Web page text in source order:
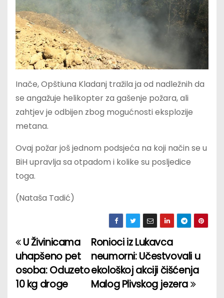
Inače, Opštiuna Kladanj tražila ja od nadležnih da
se angažuje helikopter za gašenje požara, ali
zahtjev je odbijen zbog mogućnosti eksplozije
metana.
Ovaj požar još jednom podsjeća na koji način se u
BiH upravlja sa otpadom i kolike su posljedice
toga.
(Nataša Tadić)
P
o
s
Ronioci iz Lukavca
neumorni: Učestvovali u
ekološkoj akciji čišćenja
Malog Plivskog jezera
U Živinicama
uhapšeno pet
osoba: Oduzeto
10 kg droge